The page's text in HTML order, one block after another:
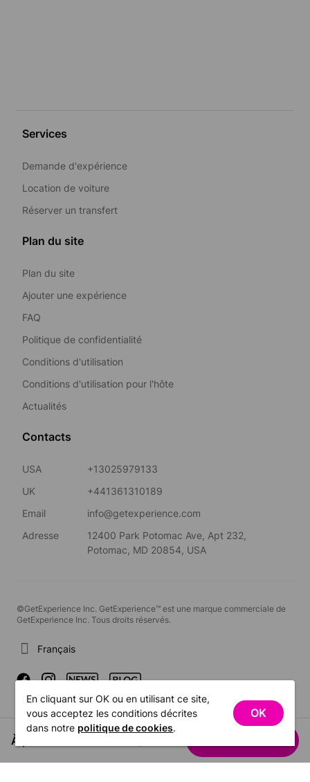
Services
Demande d'expérience
Location de voiture
Réserver un transfert
Plan du site
Plan du site
Ajouter une expérience
FAQ
Politique de confidentialité
Conditions d'utilisation
Conditions d'utilisation pour l'hôte
Actualités
Contacts
USA
+13025979133
UK
+441361310189
Email
info@getexperience.com
Adresse
12400 Park Potomac Ave, Apt 232,
Potomac, MD 20854, USA
©GetExperience Inc. GetExperience™ est une marque commerciale de
GetExperience Inc. Tous droits réservés.
Français
À partir de US$222.52
En cliquant sur OK ou en utilisant ce site,
vous acceptez les conditions décrites
dans notre politique de cookies.
OK